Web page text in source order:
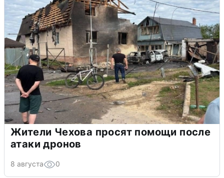
Жители Чехова просят помощи после
атаки дронов
8 августа 0